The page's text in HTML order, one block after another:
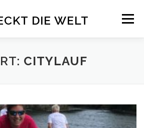
DIE WELT Menü
ADELI
CITYLAUF